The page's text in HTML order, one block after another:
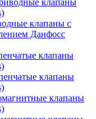
клапаны
клапаны с
Данфосс
клапаны
клапаны
клапаны